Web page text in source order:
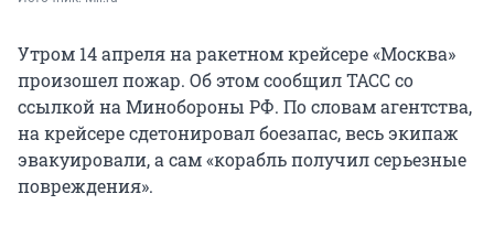
Утром 14 апреля на ракетном крейсере «Москва»
произошел пожар. Об этом сообщил ТАСС со
ссылкой на Минобороны РФ. По словам агентства,
на крейсере сдетонировал боезапас, весь экипаж
эвакуировали, а сам «корабль получил серьезные
повреждения».